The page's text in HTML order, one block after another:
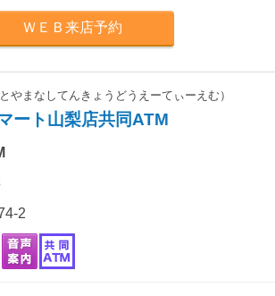
ＷＥＢ来店予約
やまなしてんきょうどうえーてぃーえむ）
ート山梨店共同ATM
2